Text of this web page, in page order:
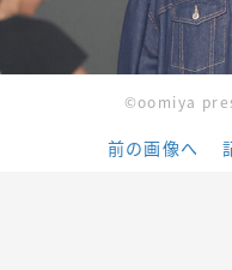
©oomiya
前の画像へ